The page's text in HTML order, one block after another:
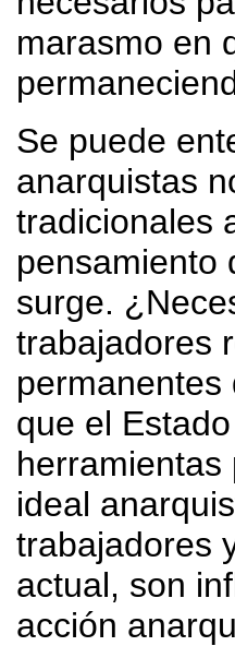
marasmo en
Se puede
anarquistas
tradicionales
pensamiento
surge.
trabajadores
permanentes
que el
ideal
trabajadores
actual, son
acción